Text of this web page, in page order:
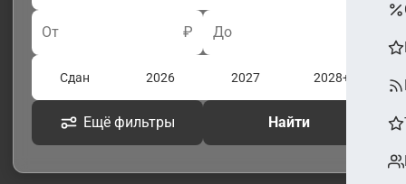
От ₽ До
Сдан 2026 2027 2028+
Ещё фильтры Найти